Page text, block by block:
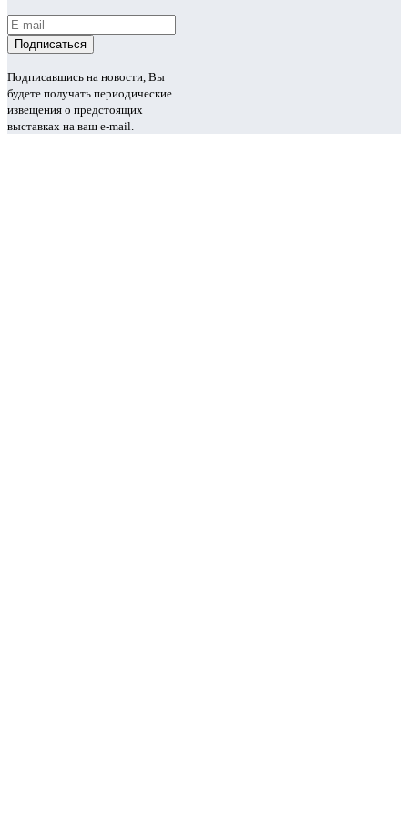
Подписавшись на новости, Вы
будете получать периодические
извещения о предстоящих
выставках на ваш e-mail.